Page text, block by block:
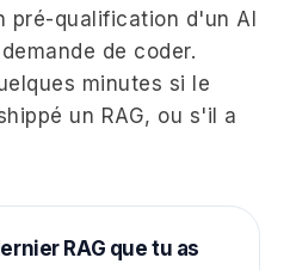
pré-qualification d'un AI
de coder.
minutes si le
un RAG, ou s'il a
RAG que tu as